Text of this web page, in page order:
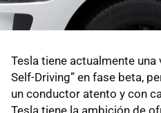
Tesla tiene actualmente una
Self-Driving” en fase beta,
un conductor atento y con